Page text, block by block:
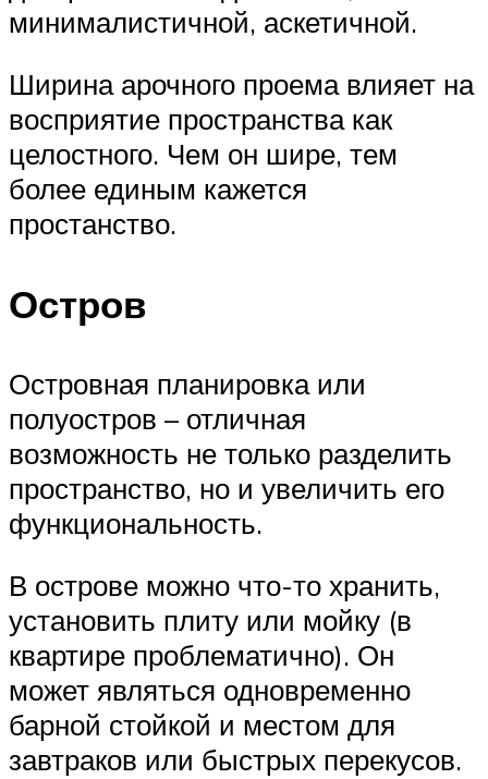
минималистичной, аскетичной.
Ширина арочного проема влияет на
восприятие пространства как
целостного. Чем он шире, тем
более единым кажется
простанство.
Остров
Островная планировка или
полуостров – отличная
возможность не только разделить
пространство, но и увеличить его
функциональность.
В острове можно что-то хранить,
установить плиту или мойку (в
квартире проблематично). Он
может являться одновременно
барной стойкой и местом для
завтраков или быстрых перекусов.